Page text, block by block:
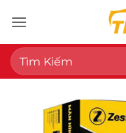
qua
nội
dung
Tìm
kiếm: